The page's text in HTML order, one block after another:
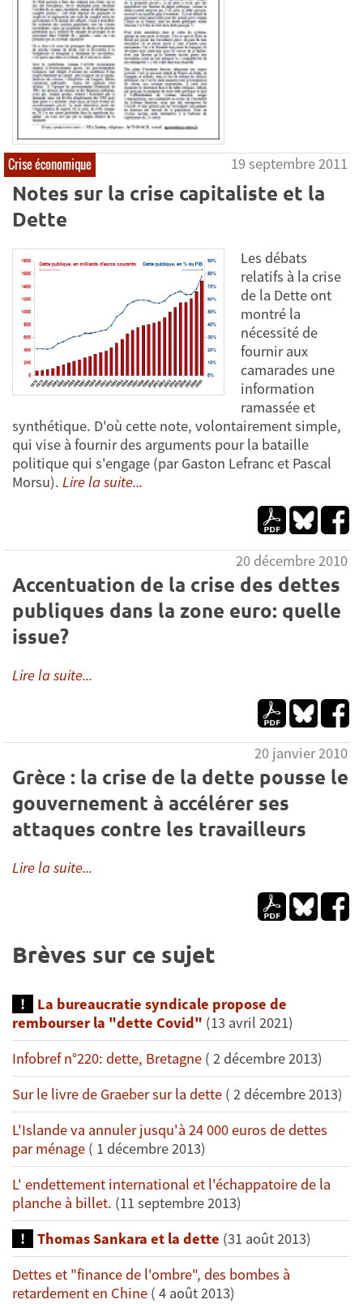
Crise économique 19 septembre 2011
Notes sur la crise capitaliste et la
Dette
Les débats
relatifs à la crise
de la Dette ont
montré la
nécessité de
fournir aux
camarades une
information
ramassée et
synthétique. D'où cette note, volontairement simple,
qui vise à fournir des arguments pour la bataille
politique qui s'engage (par Gaston Lefranc et Pascal
Morsu). Lire la suite...
20 décembre 2010
Accentuation de la crise des dettes
publiques dans la zone euro: quelle
issue?
Lire la suite...
20 janvier 2010
Grèce : la crise de la dette pousse le
gouvernement à accélérer ses
attaques contre les travailleurs
Lire la suite...
Brèves sur ce sujet
La bureaucratie syndicale propose de
rembourser la "dette Covid" (13 avril 2021)
Infobref n°220: dette, Bretagne ( 2 décembre 2013)
Sur le livre de Graeber sur la dette ( 2 décembre 2013)
L'Islande va annuler jusqu'à 24 000 euros de dettes
par ménage ( 1 décembre 2013)
L' endettement international et l'échappatoire de la
planche à billet. (11 septembre 2013)
Thomas Sankara et la dette (31 août 2013)
Dettes et "finance de l'ombre", des bombes à
retardement en Chine ( 4 août 2013)